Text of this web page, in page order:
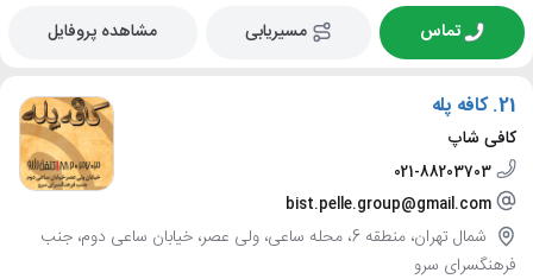
تماس مسیریابی مشاهده پروفایل
21. کافه پله
کافی شاپ
021-88203703
bist.pelle.group@gmail.com
شمال تهران، منطقه 6، محله ساعی، ولی عصر، خیابان ساعی دوم، جنب
فرهنگسرای سرو